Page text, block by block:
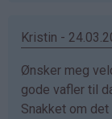
Kristin -
Ønsker meg
gode vafler til
Snakket om